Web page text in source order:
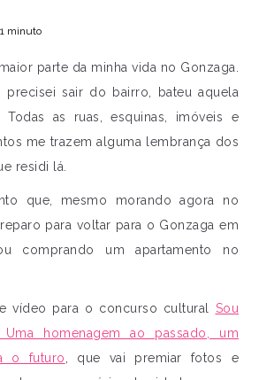
minuto
parte da minha vida no Gonzaga.
precisei sair do bairro, bateu aquela
Todas as ruas, esquinas, imóveis e
me trazem alguma lembrança dos
residi lá.
que, mesmo morando agora no
para voltar para o Gonzaga em
comprando um apartamento no
vídeo para o concurso cultural Sou
homenagem ao passado, um
o futuro
, que vai premiar fotos e